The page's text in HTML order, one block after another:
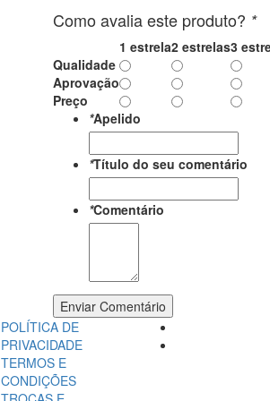
Como avalia este produto? *
1 estrela2 estrelas3
Qualidade
Aprovação
Preço
*Apelido
*Título do seu comentário
*Comentário
Enviar Comentário
POLÍTICA DE
PRIVACIDADE
TERMOS E
CONDIÇÕES